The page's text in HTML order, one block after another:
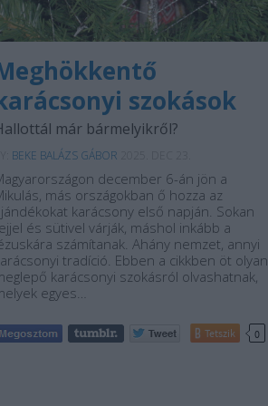
szokások
már bármelyikről?
BEKE BALÁZS GÁBOR
december 6-án jön a
más országokban ő hozza az
karácsony első napján. Sokan
és sütivel várják, máshol inkább a
számítanak. Ahány nemzet, annyi
tradíció. Ebben a cikkben öt olyan
karácsonyi szokásról olvashatnak,
egyes…
Tetszik 0